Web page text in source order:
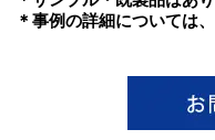
＊事例の詳細については